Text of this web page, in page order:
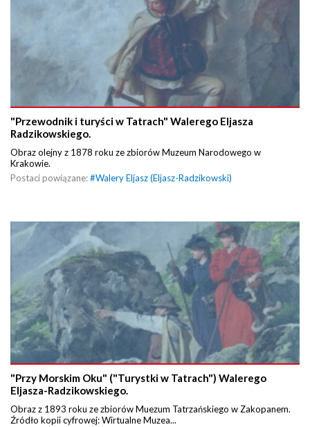
"Przewodnik i turyści w Tatrach" Walerego Eljasza
Radzikowskiego.
Obraz olejny z 1878 roku ze zbiorów Muzeum Narodowego w
Krakowie.
Postaci powiązane:#Walery Eljasz (Eljasz-Radzikowski)
"Przy Morskim Oku" ("Turystki w Tatrach") Walerego
Eljasza-Radzikowskiego.
Obraz z 1893 roku ze zbiorów Muezum Tatrzańskiego w Zakopanem.
Źródło kopii cyfrowej: Wirtualne Muzea...